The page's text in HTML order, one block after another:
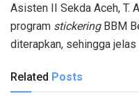
Asisten II Sekda Aceh, T.
program stickeringBBM
diterapkan, sehingga jelas
Related Posts